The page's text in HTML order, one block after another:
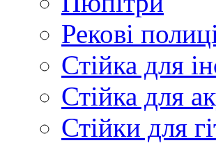
Рекові
Стійка для
Стійка для
Стійки для